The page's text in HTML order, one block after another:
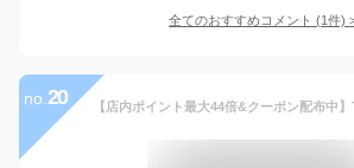
全てのおすすめコメント (1件)
no. 20